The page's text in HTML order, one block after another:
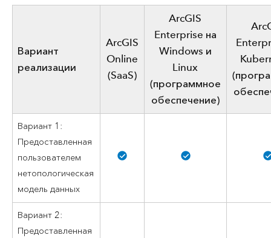
Вариант
реализации
ArcGIS
Online
(SaaS)
ArcGIS
Enterprise на
Windows и
Linux
(программное
обеспечение)
Вариант 1:
Предоставленная
пользователем
нетопологическая
модель данных
Вариант 2:
Предоставленная